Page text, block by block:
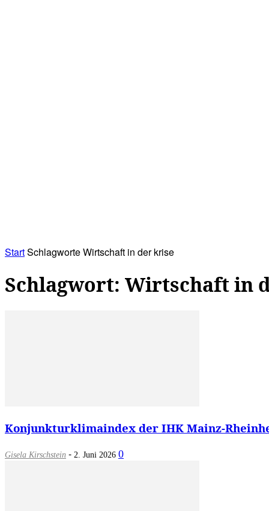
StartSchlagworteWirtschaft in der krise
Schlagwort: Wirtschaft in
Konjunkturklimaindex der IHK Mainz-
Gisela Kirschstein - 2. Juni 2026 0